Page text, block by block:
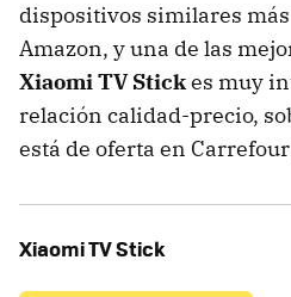
dispositivos similares más
Amazon, y una de las
Xiaomi TV Stickes muy
relación calidad-precio,
está de oferta en
Xiaomi TV Stick